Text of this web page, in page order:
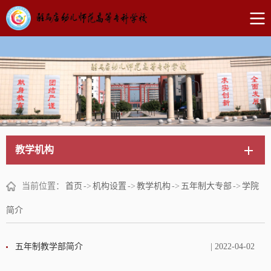
教学机构
当前位置： 首页 -> 机构设置 -> 教学机构 -> 五年制大专部 -> 学院
简介
| 2022-04-02
五年制教学部简介